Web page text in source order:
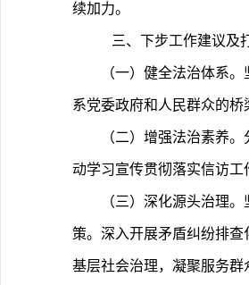
续加力。
三、下步工作建议及
（一）健全法治体系
系党委政府和人民群众的桥
（二）增强法治素养
动学习宣传贯彻落实信访
（三）深化源头治理
策。深入开展矛盾纠纷排
基层社会治理，凝聚服务群